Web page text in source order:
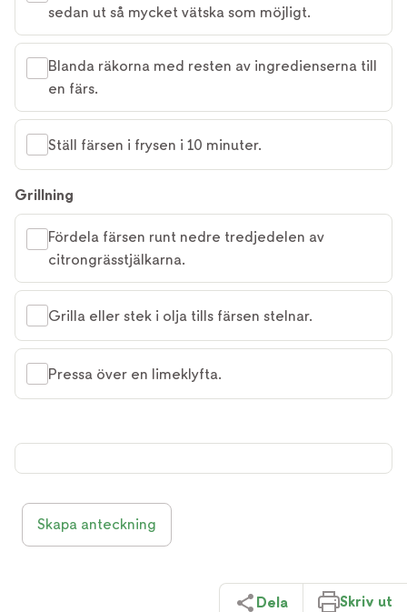
sedan ut så mycket vätska som möjligt.
Blanda räkorna med resten av ingredienserna till
en färs.
Ställ färsen i frysen i 10 minuter.
Grillning
Fördela färsen runt nedre tredjedelen av
citrongrässtjälkarna.
Grilla eller stek i olja tills färsen stelnar.
Pressa över en limeklyfta.
Skapa anteckning
Dela Skriv ut